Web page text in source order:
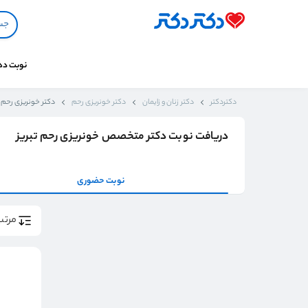
نوبت
دکتردکتر دکتر زنان و زایمان دکتر خونریزی رحم دکتر خونریزی رحم
دریافت نوبت دکتر متخصص خونریزی رحم تبریز
نوبت حضوری